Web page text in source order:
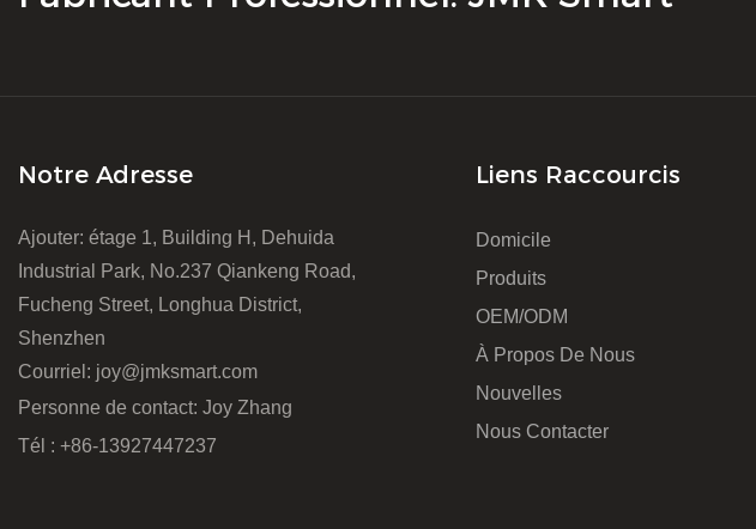
Notre Adresse
Ajouter: étage 1, Building H, Dehuida
Industrial Park, No.237 Qiankeng Road,
Fucheng Street, Longhua District,
Shenzhen
Courriel: joy@jmksmart.com
Personne de contact: Joy Zhang
Tél : +86-13927447237
Liens Raccourcis
Domicile
Produits
OEM/ODM
À Propos De Nous
Nouvelles
Nous Contacter